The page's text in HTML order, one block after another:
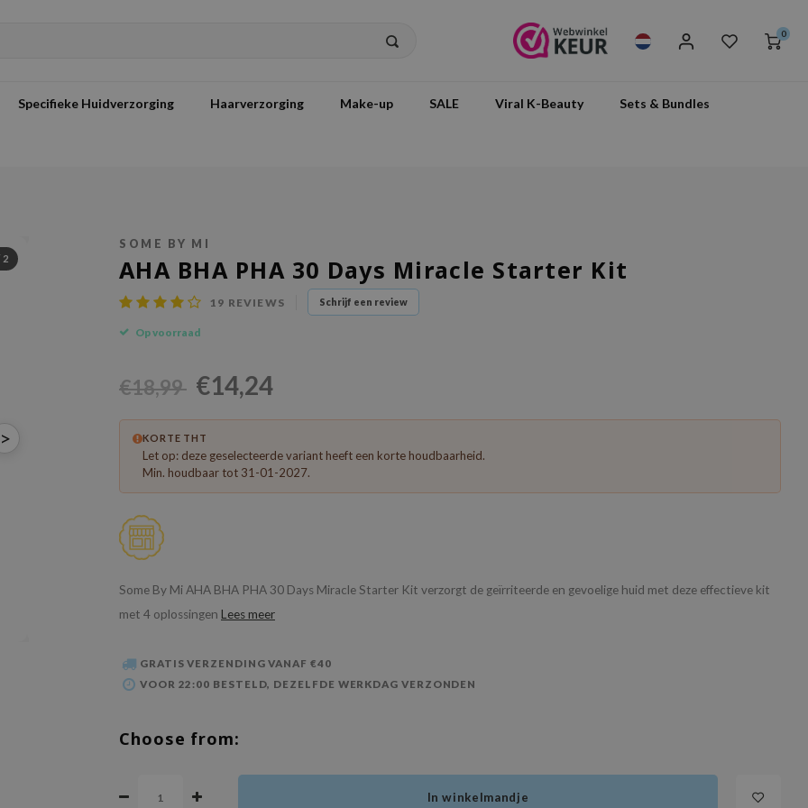
0
Specifieke Huidverzorging Haarverzorging Make-up SALE Viral K-Beauty Sets & Bundles
2
SOME BY MI
AHA BHA PHA 30 Days Miracle Starter Kit
19 REVIEWS Schrijf een review
Op voorraad
€18,99 €14,24
KORTE THT
Let op: deze geselecteerde variant heeft een korte houdbaarheid.
Min. houdbaar tot 31-01-2027.
Some By Mi AHA BHA PHA 30 Days Miracle Starter Kit verzorgt de geïrriteerde en gevoelige huid met deze effectieve kit
met 4 oplossingen Lees meer
GRATIS VERZENDING VANAF €40
VOOR 22:00 BESTELD, DEZELFDE WERKDAG VERZONDEN
Choose from:
In winkelmandje